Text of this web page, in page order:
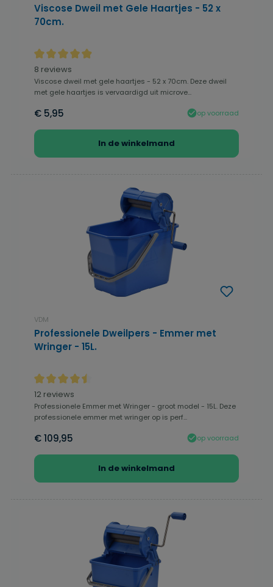
Viscose Dweil met Gele Haartjes - 52 x
70cm.
Gemiddelde waardering van 4.94 van 5 sterren
8 reviews
Viscose dweil met gele haartjes - 52 x 70cm. Deze dweil
met gele haartjes is vervaardigd uit microve...
€ 5,95 op voorraad
In de winkelmand
VDM
Professionele Dweilpers - Emmer met
Wringer - 15L.
Gemiddelde waardering van 4.58 van 5 sterren
12 reviews
Professionele Emmer met Wringer - groot model - 15L. Deze
professionele emmer met wringer op is perf...
€ 109,95 op voorraad
In de winkelmand